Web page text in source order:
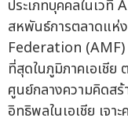
ประเภทบุคคลในเว
สหพันธ์การตลาดแห่
Federation (AMF)
ที่สุดในภูมิภาคเอเชีย
ศูนย์กลางความคิดส
อิทธิพลในเอเชีย เจา